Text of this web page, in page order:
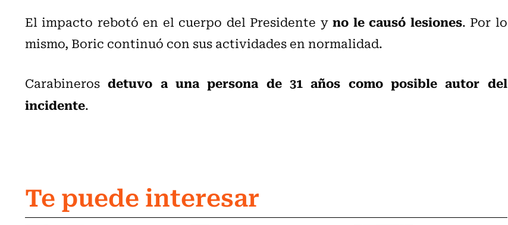
El impacto rebotó en el cuerpo del Presidente yno le causó lesiones. Por lo
mismo, Boric continuó con sus actividades en normalidad.
Carabinerosdetuvo a una persona de 31 años como posible autor del
incidente.
Te puede interesar